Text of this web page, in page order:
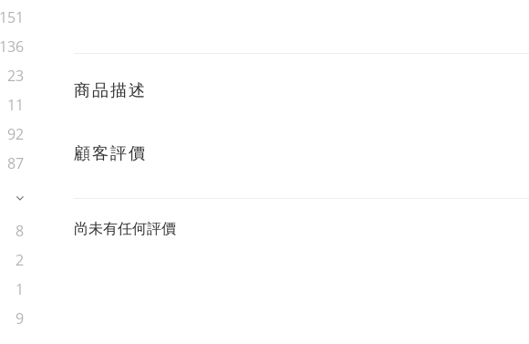
151
136
23
11
92
87
8
2
1
9
商品描述
顧客評價
尚未有任何評價